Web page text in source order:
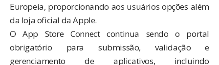
Europeia, proporcionando aos usuários opções além
da loja oficial da Apple.
O App Store Connect continua sendo o portal
obrigatório para submissão, validação e
gerenciamento de aplicativos, incluindo